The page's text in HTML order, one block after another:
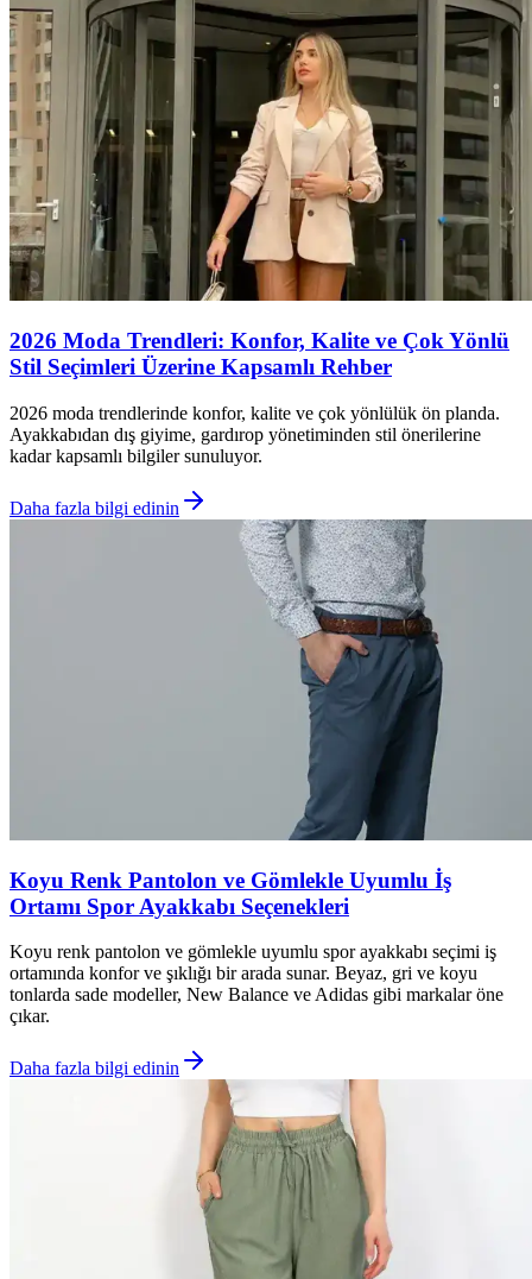
2026 Moda Trendleri: Konfor, Kalite ve Çok Yönlü
Stil Seçimleri Üzerine Kapsamlı Rehber
2026 moda trendlerinde konfor, kalite ve çok yönlülük ön planda.
Ayakkabıdan dış giyime, gardırop yönetiminden stil önerilerine
kadar kapsamlı bilgiler sunuluyor.
Daha fazla bilgi edinin
Koyu Renk Pantolon ve Gömlekle Uyumlu İş
Ortamı Spor Ayakkabı Seçenekleri
Koyu renk pantolon ve gömlekle uyumlu spor ayakkabı seçimi iş
ortamında konfor ve şıklığı bir arada sunar. Beyaz, gri ve koyu
tonlarda sade modeller, New Balance ve Adidas gibi markalar öne
çıkar.
Daha fazla bilgi edinin